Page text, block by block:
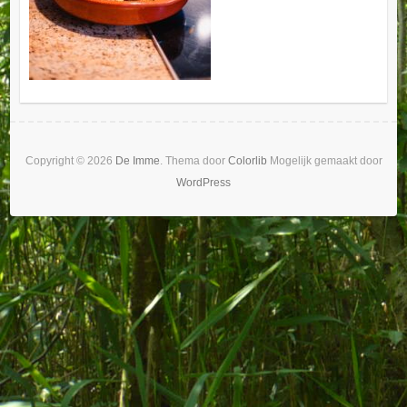
Copyright © 2026 De Imme. Thema door Colorlib Mogelijk gemaakt door
WordPress